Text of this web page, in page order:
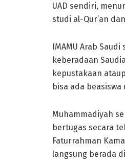
UAD sendiri,
studi al-Qur’an
IMAMU Arab
keberadaan
kepustakaan
bisa ada beasiswa
Muhammadiyah
bertugas secara
Faturrahman
langsung berada